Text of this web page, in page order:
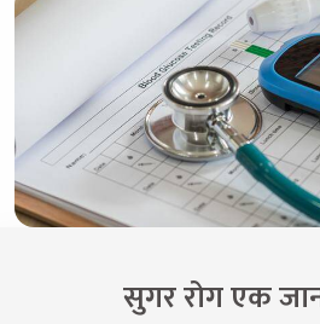
सुगर रोग एक